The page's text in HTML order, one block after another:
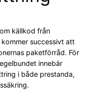
källkod från
successivt att
paketförråd. För
innebär
i både prestanda,